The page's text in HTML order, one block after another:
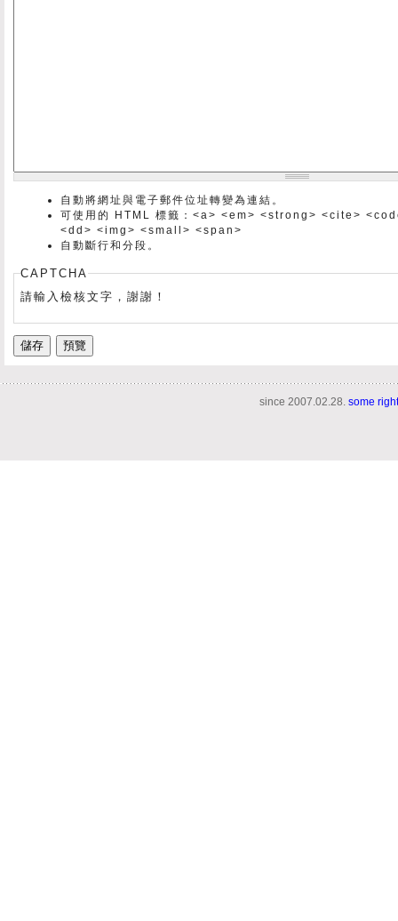
自動將網址與電子郵件位址轉變為連結。
可使用的 HTML 標籤：<a> <em> <strong> <cite>
<dd> <img> <small> <span>
自動斷行和分段。
CAPTCHA
請輸入檢核文字，謝謝！
since 2007.02.28. some